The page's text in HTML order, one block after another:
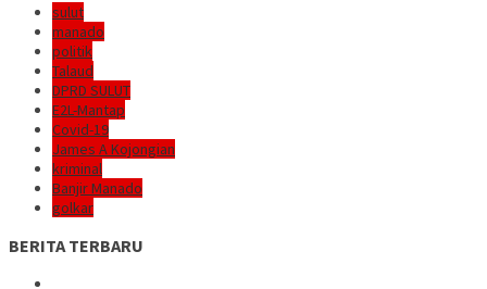
sulut
manado
politik
Talaud
DPRD SULUT
E2L-Mantap
Covid-19
James A Kojongian
kriminal
Banjir Manado
golkar
BERITA TERBARU